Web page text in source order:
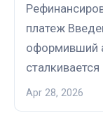
платеж
оформивший
сталкивается
Apr 28, 2026